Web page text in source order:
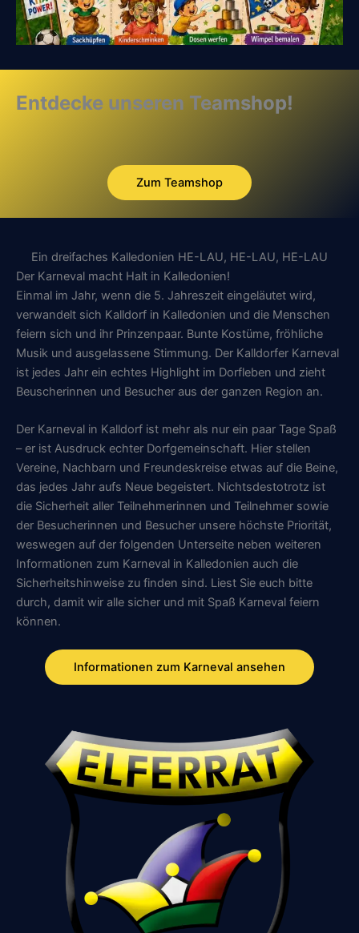
Entdecke unseren Teamshop!
Zum Teamshop
Ein dreifaches Kalledonien HE-LAU, HE-LAU, HE-LAU
Der Karneval macht Halt in Kalledonien!
Einmal im Jahr, wenn die 5. Jahreszeit eingeläutet wird,
verwandelt sich Kalldorf in Kalledonien und die Menschen
feiern sich und ihr Prinzenpaar. Bunte Kostüme, fröhliche
Musik und ausgelassene Stimmung. Der Kalldorfer Karneval
ist jedes Jahr ein echtes Highlight im Dorfleben und zieht
Beuscherinnen und Besucher aus der ganzen Region an.
Der Karneval in Kalldorf ist mehr als nur ein paar Tage Spaß
– er ist Ausdruck echter Dorfgemeinschaft. Hier stellen
Vereine, Nachbarn und Freundeskreise etwas auf die Beine,
das jedes Jahr aufs Neue begeistert. Nichtsdestotrotz ist
die Sicherheit aller Teilnehmerinnen und Teilnehmer sowie
der Besucherinnen und Besucher unsere höchste Priorität,
weswegen auf der folgenden Unterseite neben weiteren
Informationen zum Karneval in Kalledonien auch die
Sicherheitshinweise zu finden sind. Liest Sie euch bitte
durch, damit wir alle sicher und mit Spaß Karneval feiern
können.
Informationen zum Karneval ansehen